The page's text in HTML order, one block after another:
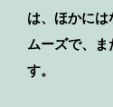
は、ほかには
ムーズで、ま
す。